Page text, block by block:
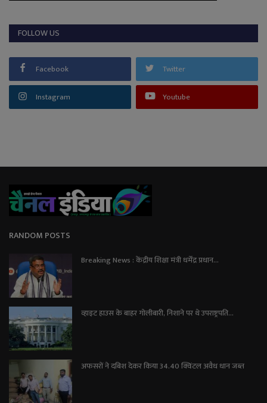
FOLLOW US
Facebook Twitter
Instagram Youtube
RANDOM POSTS
Breaking News : केंद्रीय शिक्षा मंत्री धर्मेंद्र प्रधान...
व्हाइट हाउस के बाहर गोलीबारी, निशाने पर थे उपराष्ट्रपति...
अफसरों ने दबिश देकर किया 34.40 क्विंटल अवैध धान जब्त